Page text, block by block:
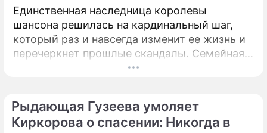
Единственная наследница королевы
шансона решилась на кардинальный шаг,
который раз и навсегда изменит ее жизнь и
перечеркнет прошлые скандалы. Семейная
драма королевы городского романса
трогательный уровень.
Рыдающая Гузеева умоляет
Киркорова о спасении: Никогда в